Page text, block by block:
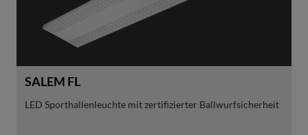
SALEM FL
LED Sporthallenleuchte mit zertifizierter Ballwurfsicherheit